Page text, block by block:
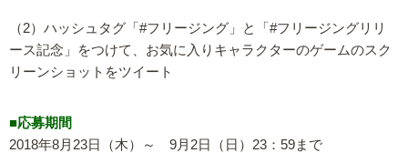
（2）ハッシュタグ「#フリージング」と「#フリージングリリ
ース記念」をつけて、お気に入りキャラクターのゲームのスク
リーンショットをツイート
■応募期間
2018年8月23日（木）～ 9月2日（日）23：59まで